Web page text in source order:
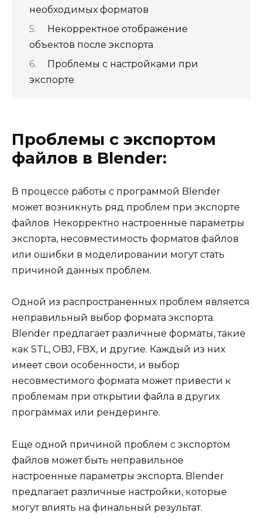
необходимых форматов
Некорректное отображение
объектов после экспорта
Проблемы с настройками при
экспорте
Проблемы с экспортом
файлов в Blender:
В процессе работы с программой Blender
может возникнуть ряд проблем при экспорте
файлов. Некорректно настроенные параметры
экспорта, несовместимость форматов файлов
или ошибки в моделировании могут стать
причиной данных проблем.
Одной из распространенных проблем является
неправильный выбор формата экспорта.
Blender предлагает различные форматы, такие
как STL, OBJ, FBX, и другие. Каждый из них
имеет свои особенности, и выбор
несовместимого формата может привести к
проблемам при открытии файла в других
программах или рендеринге.
Еще одной причиной проблем с экспортом
файлов может быть неправильное
настроенные параметры экспорта. Blender
предлагает различные настройки, которые
могут влиять на финальный результат.